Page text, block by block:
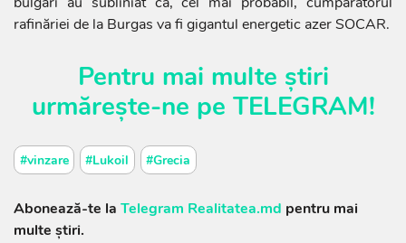
rafinăriei de la Burgas va fi gigantul energetic azer SOCAR.
Pentru mai multe știri
urmărește-ne pe TELEGRAM!
#vinzare #Lukoil #Grecia
Abonează-te la Telegram Realitatea.md pentru mai
multe știri.